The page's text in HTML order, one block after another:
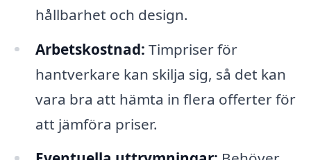
hållbarhet och design.
Arbetskostnad: Timpriser för
hantverkare kan skilja sig, så det kan
vara bra att hämta in flera offerter för
att jämföra priser.